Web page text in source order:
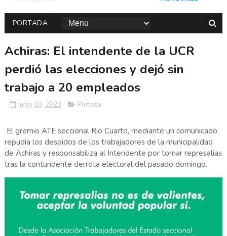
PORTADA
Achiras: El intendente de la UCR
perdió las elecciones y dejó sin
trabajo a 20 empleados
junio 10, 2023 Portada
El gremio ATE seccional Rio Cuarto, mediante un comunicado
repudia los despidos de los trabajadores de la municipalidad
de Achiras y responsabiliza al Intendente por tomar represalias
tras la contundente derrota electoral del pasado domingo.